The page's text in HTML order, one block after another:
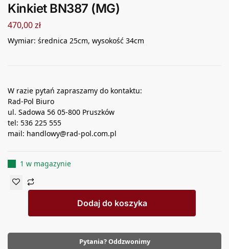
Kinkiet BN387 (MG)
470,00zł
Wymiar: średnica 25cm, wysokość 34cm
W razie pytań zapraszamy do kontaktu:
Rad-Pol Biuro
ul. Sadowa 56 05-800 Pruszków
tel: 536 225 555
mail: handlowy@rad-pol.com.pl
1 w magazynie
Dodaj do koszyka
Pytania? Oddzwonimy